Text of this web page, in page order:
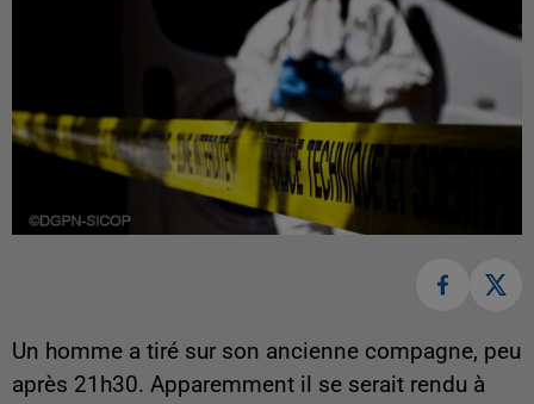
Un homme a tiré sur son ancienne compagne, peu
après 21h30. Apparemment il se serait rendu à